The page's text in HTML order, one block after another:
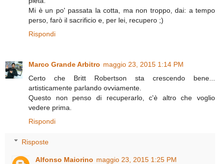
Mi è un po' passata la cotta, ma non troppo, dai: a tempo
perso, farò il sacrificio e, per lei, recupero ;)
Rispondi
Marco Grande Arbitro maggio 23, 2015 1:14 PM
Certo che Britt Robertson sta crescendo bene...
artisticamente parlando ovviamente.
Questo non penso di recuperarlo, c'è altro che voglio
vedere prima.
Rispondi
Risposte
Alfonso Maiorino maggio 23, 2015 1:25 PM